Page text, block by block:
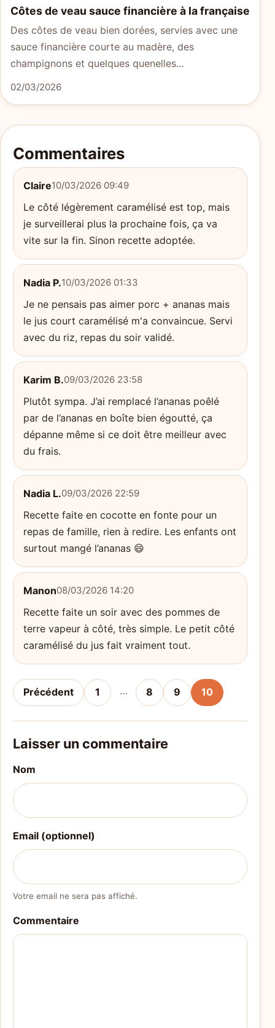
Côtes de veau sauce financière à la française
Des côtes de veau bien dorées, servies avec une
sauce financière courte au madère, des
champignons et quelques quenelles…
02/03/2026
Commentaires
Claire10/03/2026 09:49
Le côté légèrement caramélisé est top, mais
je surveillerai plus la prochaine fois, ça va
vite sur la fin. Sinon recette adoptée.
Nadia P.10/03/2026 01:33
Je ne pensais pas aimer porc + ananas mais
le jus court caramélisé m'a convaincue. Servi
avec du riz, repas du soir validé.
Karim B.09/03/2026 23:58
Plutôt sympa. J’ai remplacé l’ananas poêlé
par de l’ananas en boîte bien égoutté, ça
dépanne même si ce doit être meilleur avec
du frais.
Nadia L.09/03/2026 22:59
Recette faite en cocotte en fonte pour un
repas de famille, rien à redire. Les enfants ont
surtout mangé l’ananas 😄
Manon08/03/2026 14:20
Recette faite un soir avec des pommes de
terre vapeur à côté, très simple. Le petit côté
caramélisé du jus fait vraiment tout.
Précédent 1 … 8 9 10
Laisser un commentaire
Nom
Email (optionnel)
Votre email ne sera pas affiché.
Commentaire